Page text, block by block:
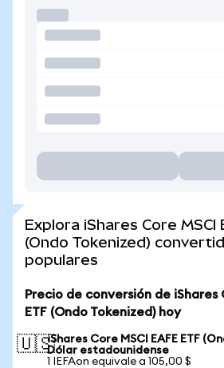
Explora iShares Core MSCI
(Ondo Tokenized)
populares
Precio de conversión de iShares
ETF (Ondo Tokenized) hoy
🇺🇸iShares Core MSCI EAFE ETF
Dólar estadounidense
1 IEFAon equivale a 105,00 $